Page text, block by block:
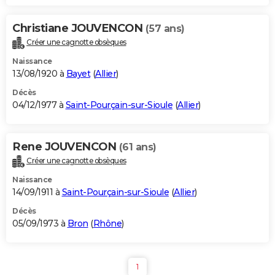
Christiane JOUVENCON (57 ans)
Créer une cagnotte obsèques
Naissance
13/08/1920 à Bayet(Allier)
Décès
04/12/1977 à Saint-Pourçain-sur-Sioule (Allier)
Rene JOUVENCON (61 ans)
Créer une cagnotte obsèques
Naissance
14/09/1911 à Saint-Pourçain-sur-Sioule (Allier)
Décès
05/09/1973 à Bron (Rhône)
1